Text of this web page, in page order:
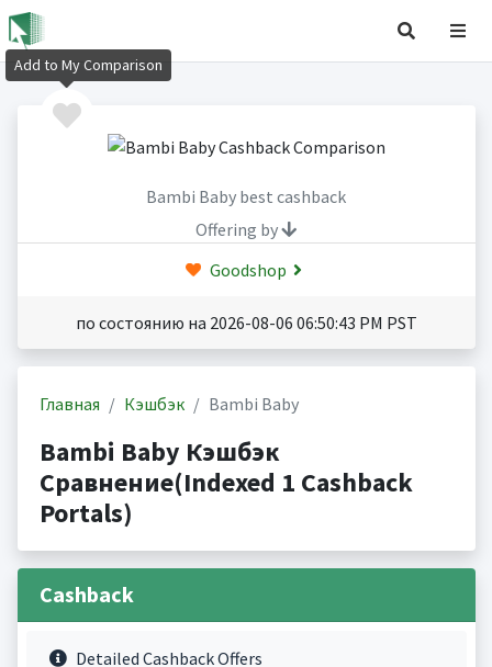
Bambi Baby best cashback
Offering by
Goodshop
по состоянию на 2026-08-06 06:50:43 PM PST
Главная Кэшбэк Bambi Baby
Bambi Baby Кэшбэк
Сравнение(Indexed 1 Cashback
Portals)
Cashback
Detailed Cashback Offers
Add to My Comparison